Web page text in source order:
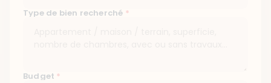
Type de bien recherché *
Budget *